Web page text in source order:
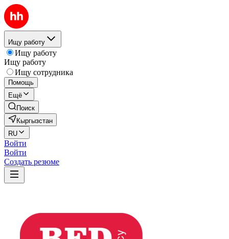
Ищу работу
Ищу работу
Ищу работу
Ищу сотрудника
Помощь
Ещё
Поиск
Кыргызстан
RU
Войти
Войти
Создать резюме